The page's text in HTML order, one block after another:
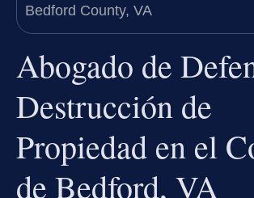
Abogado de
Destrucción de
Propiedad en el
de Bedford, VA